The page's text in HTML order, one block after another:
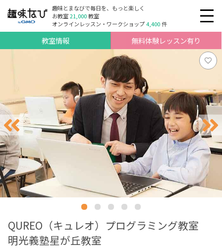
趣味とまなびで毎日を、もっと楽しく
お教室21,000教室
オンラインレッスン・ワークショップ4,400件
教室情報 無料体験レッスン有り
QUREO（キュレオ）プログラミング教室
明光義塾星が丘教室